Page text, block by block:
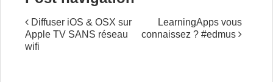
Diffuser iOS & OSX sur
Apple TV SANS réseau
wifi
LearningApps vous
connaissez ? #edmus